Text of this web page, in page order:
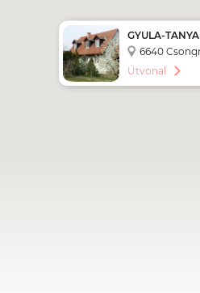
GYULA-
6640
Tanya 833.
Útvonal